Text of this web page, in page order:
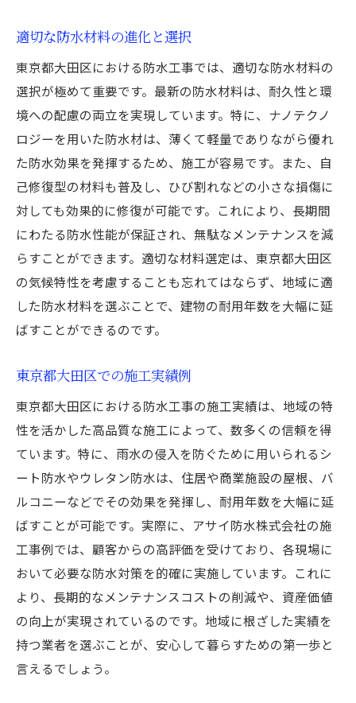
適切な防水材料の進化と選択
東京都大田区における防水工事では、適切な防水材料の
選択が極めて重要です。最新の防水材料は、耐久性と環
境への配慮の両立を実現しています。特に、ナノテクノ
ロジーを用いた防水材は、薄くて軽量でありながら優れ
た防水効果を発揮するため、施工が容易です。また、自
己修復型の材料も普及し、ひび割れなどの小さな損傷に
対しても効果的に修復が可能です。これにより、長期間
にわたる防水性能が保証され、無駄なメンテナンスを減
らすことができます。適切な材料選定は、東京都大田区
の気候特性を考慮することも忘れてはならず、地域に適
した防水材料を選ぶことで、建物の耐用年数を大幅に延
ばすことができるのです。
東京都大田区での施工実績例
東京都大田区における防水工事の施工実績は、地域の特
性を活かした高品質な施工によって、数多くの信頼を得
ています。特に、雨水の侵入を防ぐために用いられるシ
ート防水やウレタン防水は、住居や商業施設の屋根、バ
ルコニーなどでその効果を発揮し、耐用年数を大幅に延
ばすことが可能です。実際に、アサイ防水株式会社の施
工事例では、顧客からの高評価を受けており、各現場に
おいて必要な防水対策を的確に実施しています。これに
より、長期的なメンテナンスコストの削減や、資産価値
の向上が実現されているのです。地域に根ざした実績を
持つ業者を選ぶことが、安心して暮らすための第一歩と
言えるでしょう。